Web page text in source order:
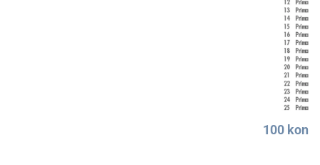
100